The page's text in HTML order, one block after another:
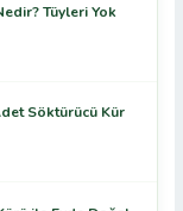
Tüyleri Yok
Söktürücü Kür